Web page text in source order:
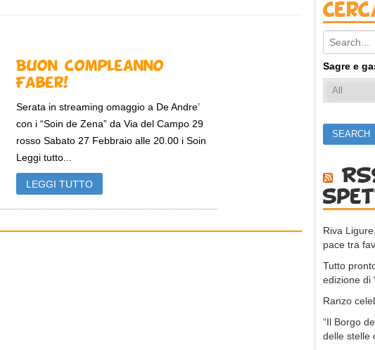
Buon compleanno
Faber!
Serata in streaming omaggio a De Andre’
con i “Soin de Zena” da Via del Campo 29
rosso Sabato 27 Febbraio alle 20.00 i Soin
Leggi tutto...
LEGGI TUTTO
Search:
Sagre e
Riva
pace tra
Tutto
edizione di
Ranzo
“Il Borgo
delle stelle